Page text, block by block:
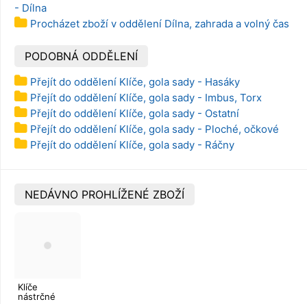
- Dílna
Procházet zboží v oddělení Dílna, zahrada a volný čas
PODOBNÁ ODDĚLENÍ
Přejít do oddělení Klíče, gola sady - Hasáky
Přejít do oddělení Klíče, gola sady - Imbus, Torx
Přejít do oddělení Klíče, gola sady - Ostatní
Přejít do oddělení Klíče, gola sady - Ploché, očkové
Přejít do oddělení Klíče, gola sady - Ráčny
NEDÁVNO PROHLÍŽENÉ ZBOŽÍ
Klíče
nástrčné